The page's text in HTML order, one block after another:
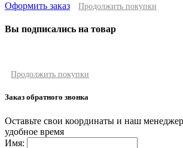
Оформить заказ Продолжить покупки
Вы подписались на товар
Продолжить покупки
Заказ обратного звонка
Оставьте свои координаты и наш
удобное время
Имя: